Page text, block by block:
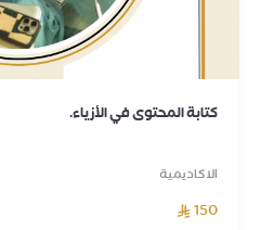
كتابة المحتوى في الأزياء.
الاكاديمية
150